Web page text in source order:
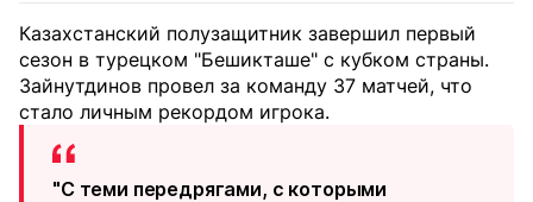
Казахстанский полузащитник завершил первый
сезон в турецком "Бешикташе" с кубком страны.
Зайнутдинов провел за команду 37 матчей, что
стало личным рекордом игрока.
"С теми передрягами, с которыми